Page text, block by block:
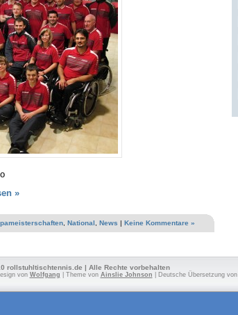
»
National News | Keine Kommentare »
rollstuhltischtennis.de | Alle Rechte vorbehalten
von Wolfgang | Theme von Ainslie Johnson | Deutsche Übersetzung von